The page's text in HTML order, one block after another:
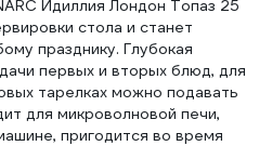
Идиллия Лондон Топаз 25
стола и станет
празднику. Глубокая
первых и вторых блюд, для
тарелках можно подавать
для микроволновой печи,
пригодится во время